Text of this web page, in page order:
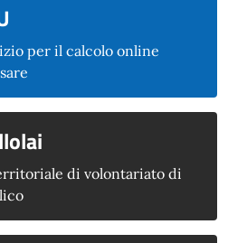
per il calcolo online
di volontariato di